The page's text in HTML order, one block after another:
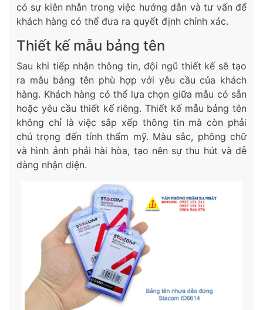
có sự kiên nhẫn trong việc hướng dẫn và tư vấn để
khách hàng có thể đưa ra quyết định chính xác.
Thiết kế mẫu bảng tên
Sau khi tiếp nhận thông tin, đội ngũ thiết kế sẽ tạo
ra mẫu bảng tên phù hợp với yêu cầu của khách
hàng. Khách hàng có thể lựa chọn giữa mẫu có sẵn
hoặc yêu cầu thiết kế riêng. Thiết kế mẫu bảng tên
không chỉ là việc sắp xếp thông tin mà còn phải
chú trọng đến tính thẩm mỹ. Màu sắc, phông chữ
và hình ảnh phải hài hòa, tạo nên sự thu hút và dễ
dàng nhận diện.